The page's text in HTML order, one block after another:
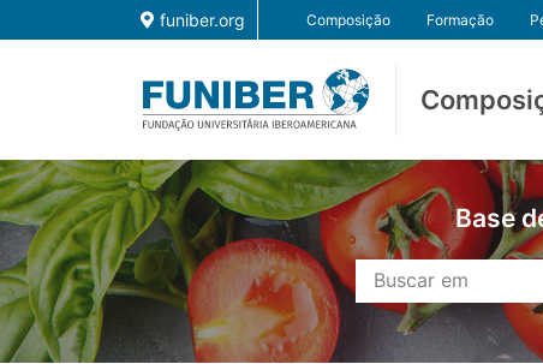
funiber.org Composição Formação
Base